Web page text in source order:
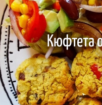
Кюфтета